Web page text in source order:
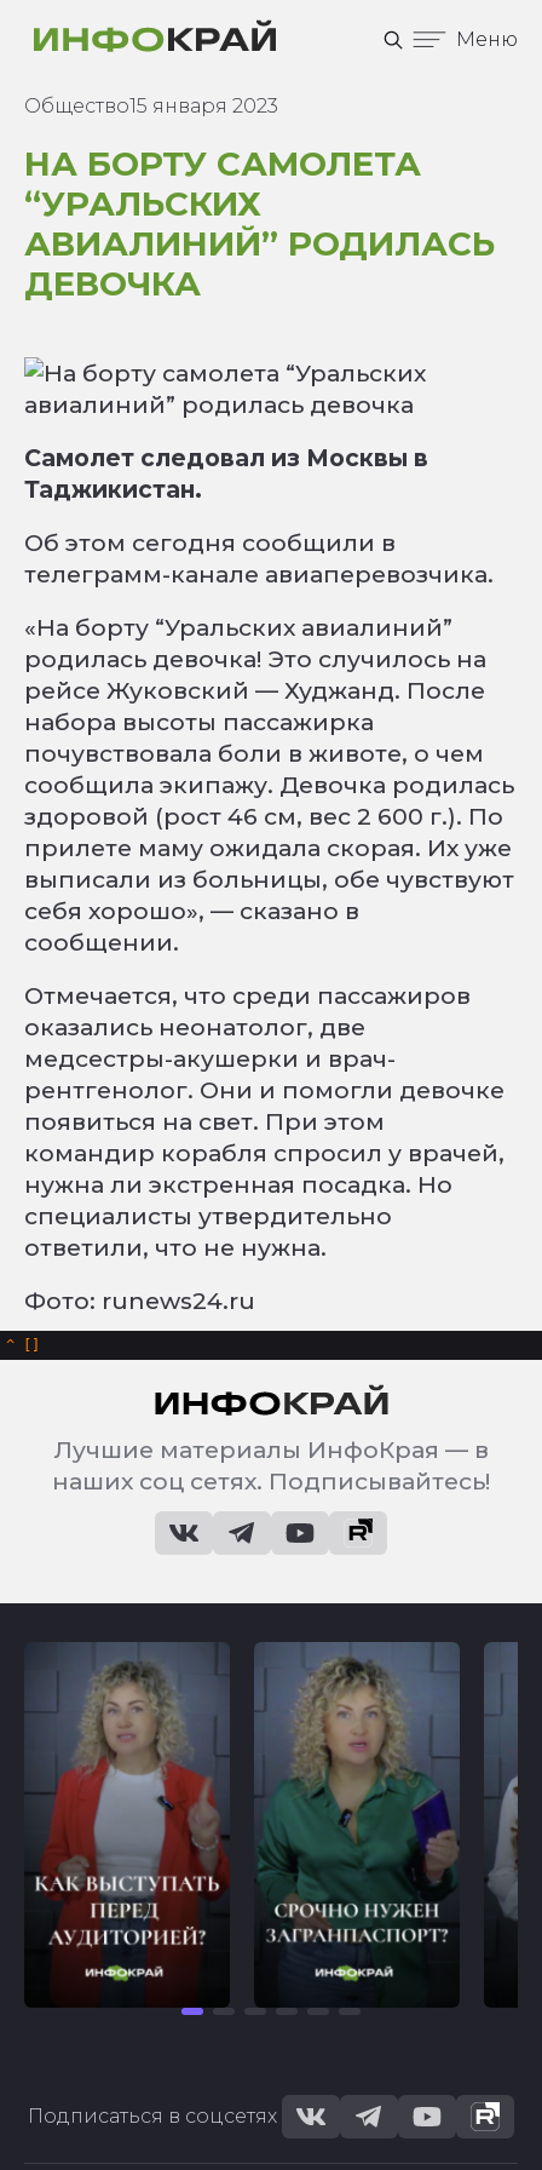
Меню
Общество15 января 2023
НА БОРТУ САМОЛЕТА
“УРАЛЬСКИХ
АВИАЛИНИЙ” РОДИЛАСЬ
ДЕВОЧКА
Самолет следовал из Москвы в
Таджикистан.
Об этом сегодня сообщили в
телеграмм-канале авиаперевозчика.
«На борту “Уральских авиалиний”
родилась девочка! Это случилось на
рейсе Жуковский — Худжанд. После
набора высоты пассажирка
почувствовала боли в животе, о чем
сообщила экипажу. Девочка родилась
здоровой (рост 46 см, вес 2 600 г.). По
прилете маму ожидала скорая. Их уже
выписали из больницы, обе чувствуют
себя хорошо», — сказано в
сообщении.
Отмечается, что среди пассажиров
оказались неонатолог, две
медсестры-акушерки и врач-
рентгенолог. Они и помогли девочке
появиться на свет. При этом
командир корабля спросил у врачей,
нужна ли экстренная посадка. Но
специалисты утвердительно
ответили, что не нужна.
Фото: runews24.ru
^
Лучшие материалы ИнфоКрая — в
наших соц сетях. Подписывайтесь!
Подписаться в соцсетях